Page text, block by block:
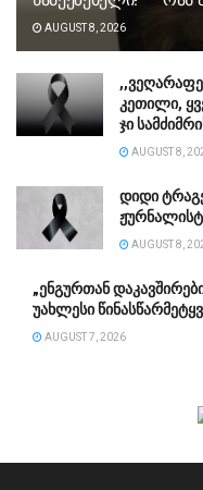
AUGUST 8, 2026
კეთილი,
ჯი
AUGUST 8,
დიდი
AUGUST 8,
„ენგურთან
უახლესი
AUGUST 7, 2026